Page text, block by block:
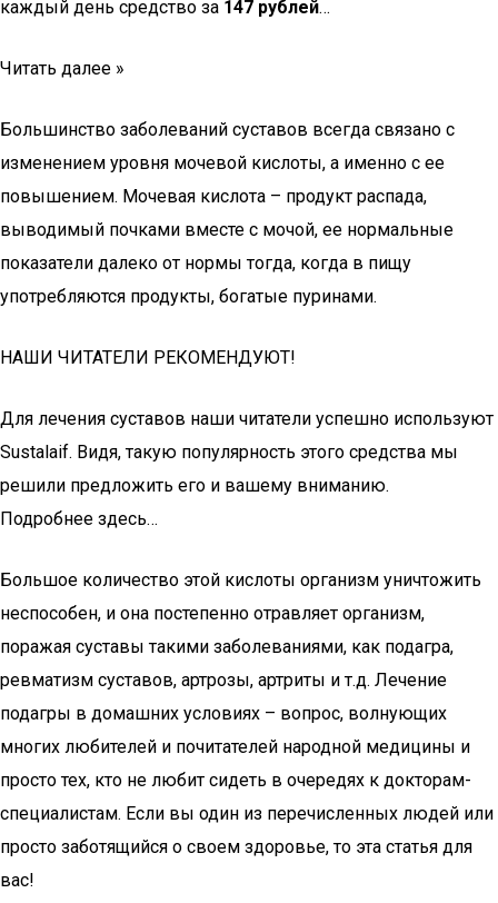
каждый день средство за 147 рублей…
Читать далее »
Большинство заболеваний суставов всегда связано с
изменением уровня мочевой кислоты, а именно с ее
повышением. Мочевая кислота – продукт распада,
выводимый почками вместе с мочой, ее нормальные
показатели далеко от нормы тогда, когда в пищу
употребляются продукты, богатые пуринами.
НАШИ ЧИТАТЕЛИ РЕКОМЕНДУЮТ!
Для лечения суставов наши читатели успешно используют
Sustalaif. Видя, такую популярность этого средства мы
решили предложить его и вашему вниманию.
Подробнее здесь…
Большое количество этой кислоты организм уничтожить
неспособен, и она постепенно отравляет организм,
поражая суставы такими заболеваниями, как подагра,
ревматизм суставов, артрозы, артриты и т.д. Лечение
подагры в домашних условиях – вопрос, волнующих
многих любителей и почитателей народной медицины и
просто тех, кто не любит сидеть в очередях к докторам-
специалистам. Если вы один из перечисленных людей или
просто заботящийся о своем здоровье, то эта статья для
вас!